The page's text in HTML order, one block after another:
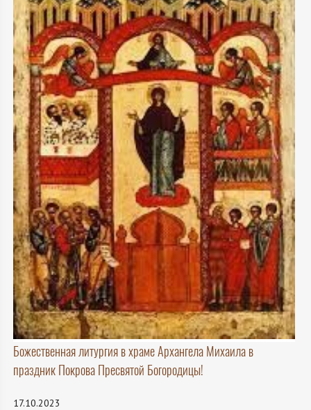
Божественная литургия в храме Архангела Михаила в
праздник Покрова Пресвятой Богородицы!
17.10.2023